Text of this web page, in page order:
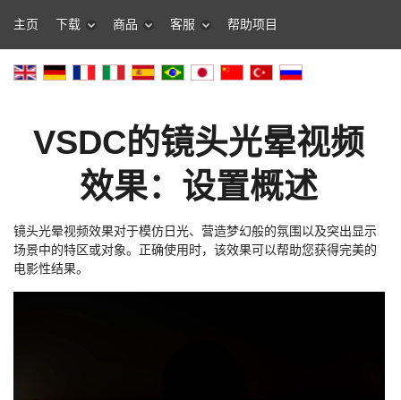
主页 下载 商品 客服 帮助项目
VSDC的镜头光晕视频
效果：设置概述
镜头光晕视频效果对于模仿日光、营造梦幻般的氛围以及突出显示
场景中的特区或对象。正确使用时，该效果可以帮助您获得完美的
电影性结果。